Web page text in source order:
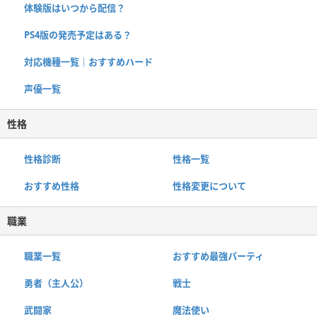
体験版はいつから配信？
PS4版の発売予定はある？
対応機種一覧｜おすすめハード
声優一覧
性格
性格診断 性格一覧
おすすめ性格 性格変更について
職業
職業一覧 おすすめ最強パーティ
勇者（主人公） 戦士
武闘家 魔法使い